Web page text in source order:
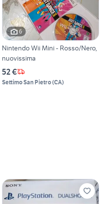
6
Nintendo Wii Mini - Rosso/Nero,
nuovissima
52 €
Settimo San Pietro(CA)